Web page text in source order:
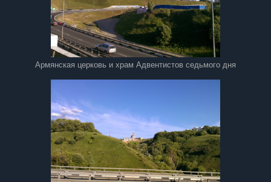
Армянская церковь и храм Адвентистов седьмого дня